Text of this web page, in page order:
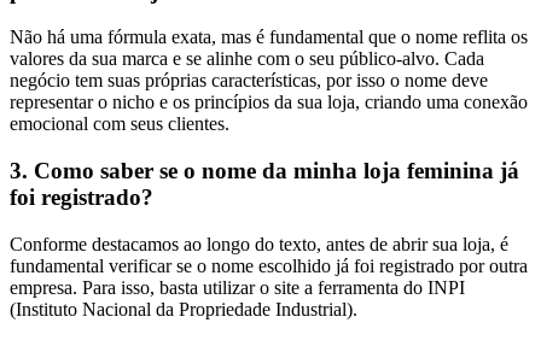
Não há uma fórmula exata, mas é fundamental que o nome reflita os
valores da sua marca e se alinhe com o seu público-alvo. Cada
negócio tem suas próprias características, por isso o nome deve
representar o nicho e os princípios da sua loja, criando uma conexão
emocional com seus clientes.
3. Como saber se o nome da minha loja feminina já
foi registrado?
Conforme destacamos ao longo do texto, antes de abrir sua loja, é
fundamental verificar se o nome escolhido já foi registrado por outra
empresa. Para isso, basta utilizar o site a ferramenta do INPI
(Instituto Nacional da Propriedade Industrial).